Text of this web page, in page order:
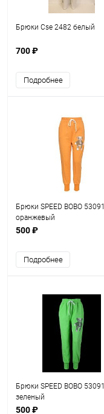
Брюки Cse 2482 белый
700 ₽
Подробнее
Брюки SPEED BOBO 53091
оранжевый
500 ₽
Подробнее
Брюки SPEED BOBO 53091
зеленый
500 ₽